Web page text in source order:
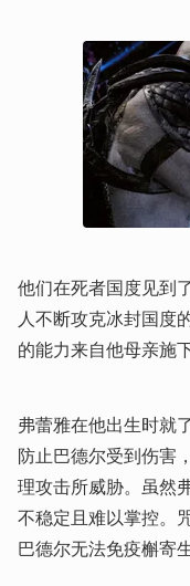
他们在死者国度见到
人不断攻克冰封国度
的能力来自他母亲施
弗蕾雅在他出生时就
防止巴德尔受到伤害
理攻击所威胁。虽然
不稳定且难以掌控。
巴德尔无法免疫槲寄